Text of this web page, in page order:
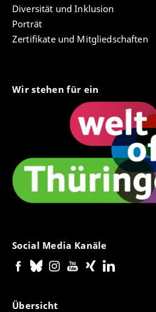
Diversität und Inklusion
Porträt
Zertifikate und Mitgliedschaften
Wir stehen für ein
Social Media Kanäle
Übersicht